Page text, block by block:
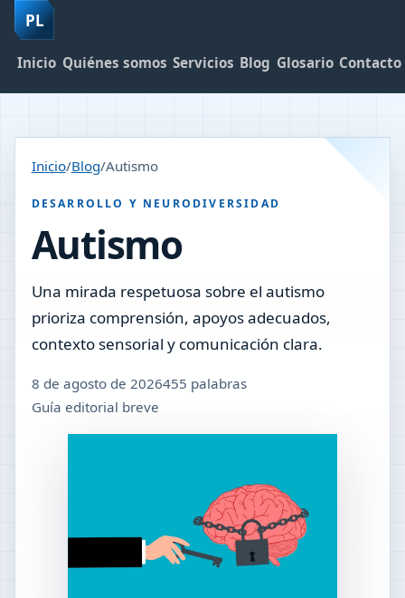
PL
Inicio Quiénes somos Servicios Blog Glosario Contacto
Inicio/Blog/Autismo
DESARROLLO Y NEURODIVERSIDAD
Autismo
Una mirada respetuosa sobre el autismo
prioriza comprensión, apoyos adecuados,
contexto sensorial y comunicación clara.
8 de agosto de 2026455 palabras
Guía editorial breve